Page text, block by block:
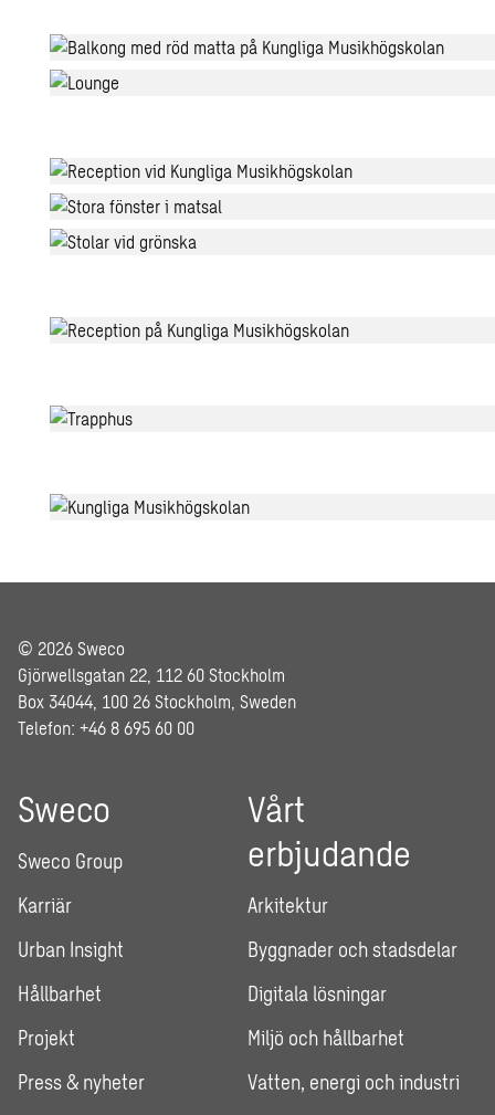
© 2026 Sweco
Gjörwellsgatan 22, 112 60 Stockholm
Box 34044, 100 26 Stockholm, Sweden
Telefon: +46 8 695 60 00
Sweco
Sweco Group
Karriär
Urban Insight
Hållbarhet
Projekt
Press & nyheter
Vårt
erbjudande
Arkitektur
Byggnader och stadsdelar
Digitala lösningar
Miljö och hållbarhet
Vatten, energi och industri